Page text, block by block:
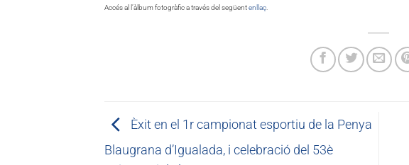
Accés al l’àlbum fotogràfic a través del següentenllaç
Èxit en el 1r campionat esportiu de la Penya
Blaugrana d’Igualada, i celebració del 53è